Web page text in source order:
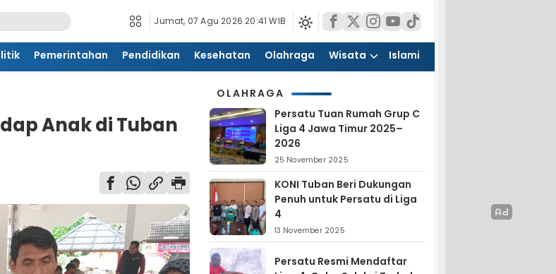
Jumat, 07 Agu 2026 20:41 WIB
Pemerintahan Pendidikan Kesehatan Olahraga Wisata Islami
Anak di Tuban
OLAHRAGA
Persatu Tuan Rumah Grup C
Liga 4 Jawa Timur 2025–
2026
25 November 2025
KONI Tuban Beri Dukungan
Penuh untuk Persatu di Liga
4
13 November 2025
Persatu Resmi Mendaftar